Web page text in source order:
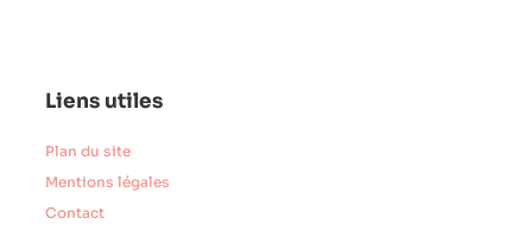
Liens utiles
Plan du site
Mentions légales
Contact